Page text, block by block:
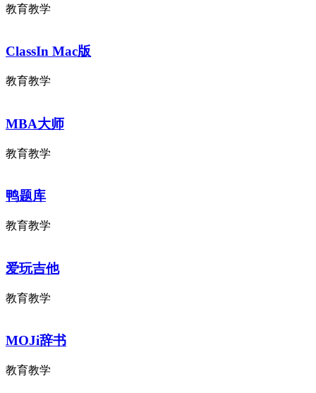
教育教学
ClassIn Mac版
教育教学
MBA大师
教育教学
鸭题库
教育教学
爱玩吉他
教育教学
MOJi辞书
教育教学